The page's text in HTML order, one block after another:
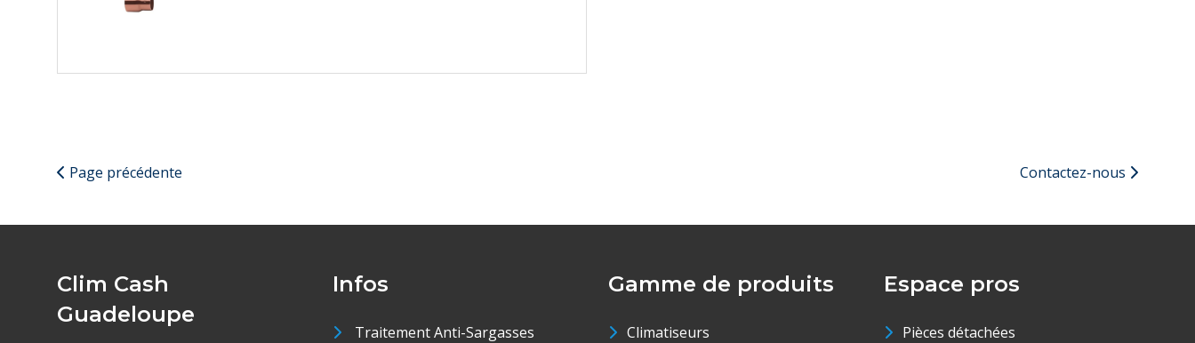
Page précédente Contactez-nous
Clim Cash
Guadeloupe
Infos
Traitement Anti-Sargasses
Gamme de produits
Climatiseurs
Espace pros
Pièces détachées